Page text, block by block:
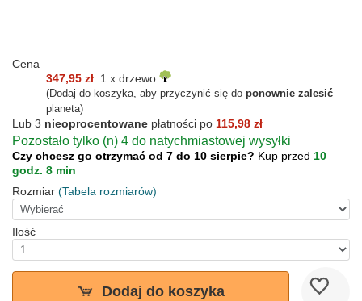
Cena
:
347,95 zł 1 x drzewo
(Dodaj do koszyka, aby przyczynić się do ponownie zalesić
planeta)
Lub 3 nieoprocentowane płatności po 115,98 zł
Pozostało tylko (n) 4 do natychmiastowej wysyłki
Czy chcesz go otrzymać od 7 do 10 sierpie? Kup przed 10
godz. 8 min
Rozmiar (Tabela rozmiarów)
Ilość
Dodaj do koszyka